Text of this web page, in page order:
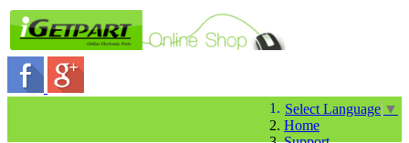
Select Language ▼
Home